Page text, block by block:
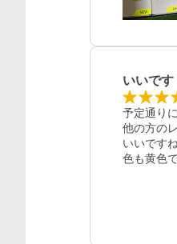
いいです
予定通り
他の方の
いいですね
色も黄色